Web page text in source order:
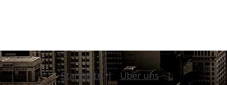
Startseite | Über uns |